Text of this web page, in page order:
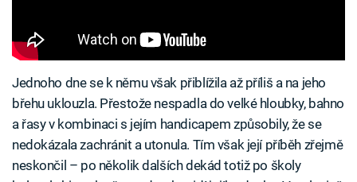
Jednoho dne se k němu však přiblížila až příliš a na jeho
břehu uklouzla. Přestože nespadla do velké hloubky, bahno
a řasy v kombinaci s jejím handicapem způsobily, že se
nedokázala zachránit a utonula. Tím však její příběh zřejmě
neskončil – po několik dalších dekád totiž po školy